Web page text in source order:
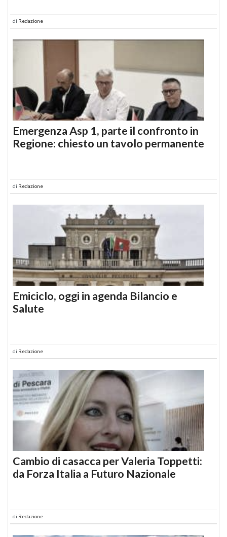
di Redazione
Emergenza Asp 1, parte il confronto in
Regione: chiesto un tavolo permanente
di Redazione
Emiciclo, oggi in agenda Bilancio e
Salute
di Redazione
Cambio di casacca per Valeria Toppetti:
da Forza Italia a Futuro Nazionale
di Redazione